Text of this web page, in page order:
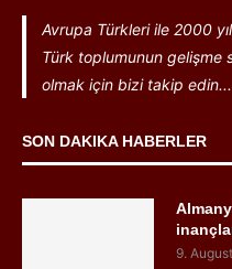
Avrupa Türkleri ile 2000
Türk toplumunun gelişme
olmak için bizi takip edin...
SON DAKIKA HABERLER
9.